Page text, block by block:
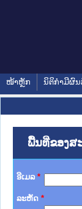
ໜ້າຫຼັກ ນິຕິກໍາມີຜົ
ພື້ນທີ່ຂອງສ
ອີເມລ *
ລະຫັດ *